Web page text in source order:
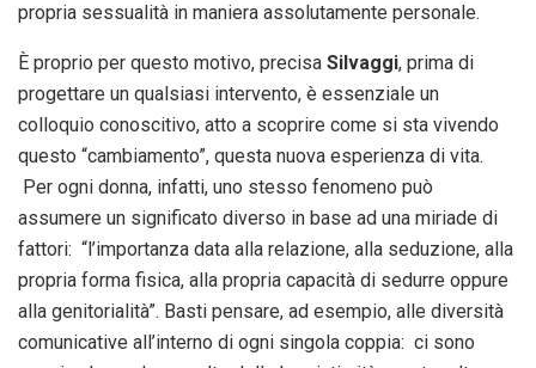
propria sessualità in maniera assolutamente personale.
È proprio per questo motivo, precisa Silvaggi, prima di
progettare un qualsiasi intervento, è essenziale un
colloquio conoscitivo, atto a scoprire come si sta vivendo
questo “cambiamento”, questa nuova esperienza di vita.
Per ogni donna, infatti, uno stesso fenomeno può
assumere un significato diverso in base ad una miriade di
fattori: “l’importanza data alla relazione, alla seduzione, alla
propria forma fisica, alla propria capacità di sedurre oppure
alla genitorialità”. Basti pensare, ad esempio, alle diversità
comunicative all’interno di ogni singola coppia: ci sono